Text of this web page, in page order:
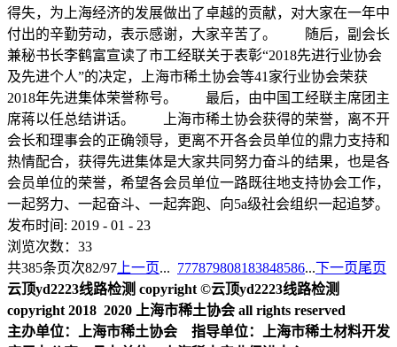
得失，为上海经济的发展做出了卓越的贡献，对大家在一年中
付出的辛勤劳动，表示感谢，大家辛苦了。 随后，副会长
兼秘书长李鹤富宣读了市工经联关于表彰“2018先进行业协会
及先进个人”的决定，上海市稀土协会等41家行业协会荣获
2018年先进集体荣誉称号。 最后，由中国工经联主席团主
席蒋以任总结讲话。 上海市稀土协会获得的荣誉，离不开
会长和理事会的正确领导，更离不开各会员单位的鼎力支持和
热情配合，获得先进集体是大家共同努力奋斗的结果，也是各
会员单位的荣誉，希望各会员单位一路既往地支持协会工作，
一起努力、一起奋斗、一起奔跑、向5a级社会组织一起追梦。
发布时间: 2019 - 01 - 23
浏览次数： 33
共385条页次82/97 上一页... 777879808183848586...下一页尾页
云顶yd2223线路检测 copyright ©云顶yd2223线路检测
copyright 2018 2020 上海市稀土协会 all rights reserved
主办单位：上海市稀土协会 指导单位：上海市稀土材料开发